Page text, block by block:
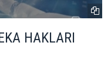
HAKLARI